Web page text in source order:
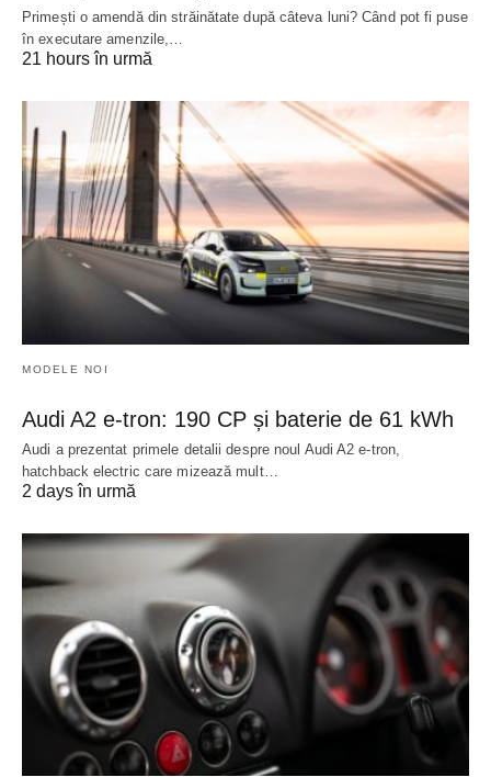
Primești o amendă din străinătate după câteva luni? Când pot fi puse
în executare amenzile,…
21 hours în urmă
MODELE NOI
Audi A2 e-tron: 190 CP și baterie de 61 kWh
Audi a prezentat primele detalii despre noul Audi A2 e-tron,
hatchback electric care mizează mult…
2 days în urmă